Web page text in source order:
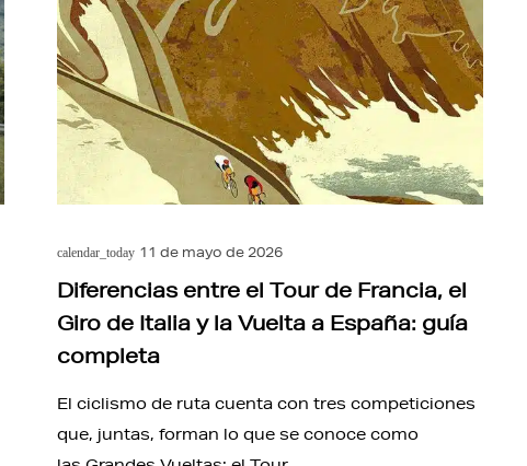
calendar_today 11 de mayo de 2026
Diferencias entre el Tour de Francia, el
Giro de Italia y la Vuelta a España: guía
completa
El ciclismo de ruta cuenta con tres competiciones
que, juntas, forman lo que se conoce como